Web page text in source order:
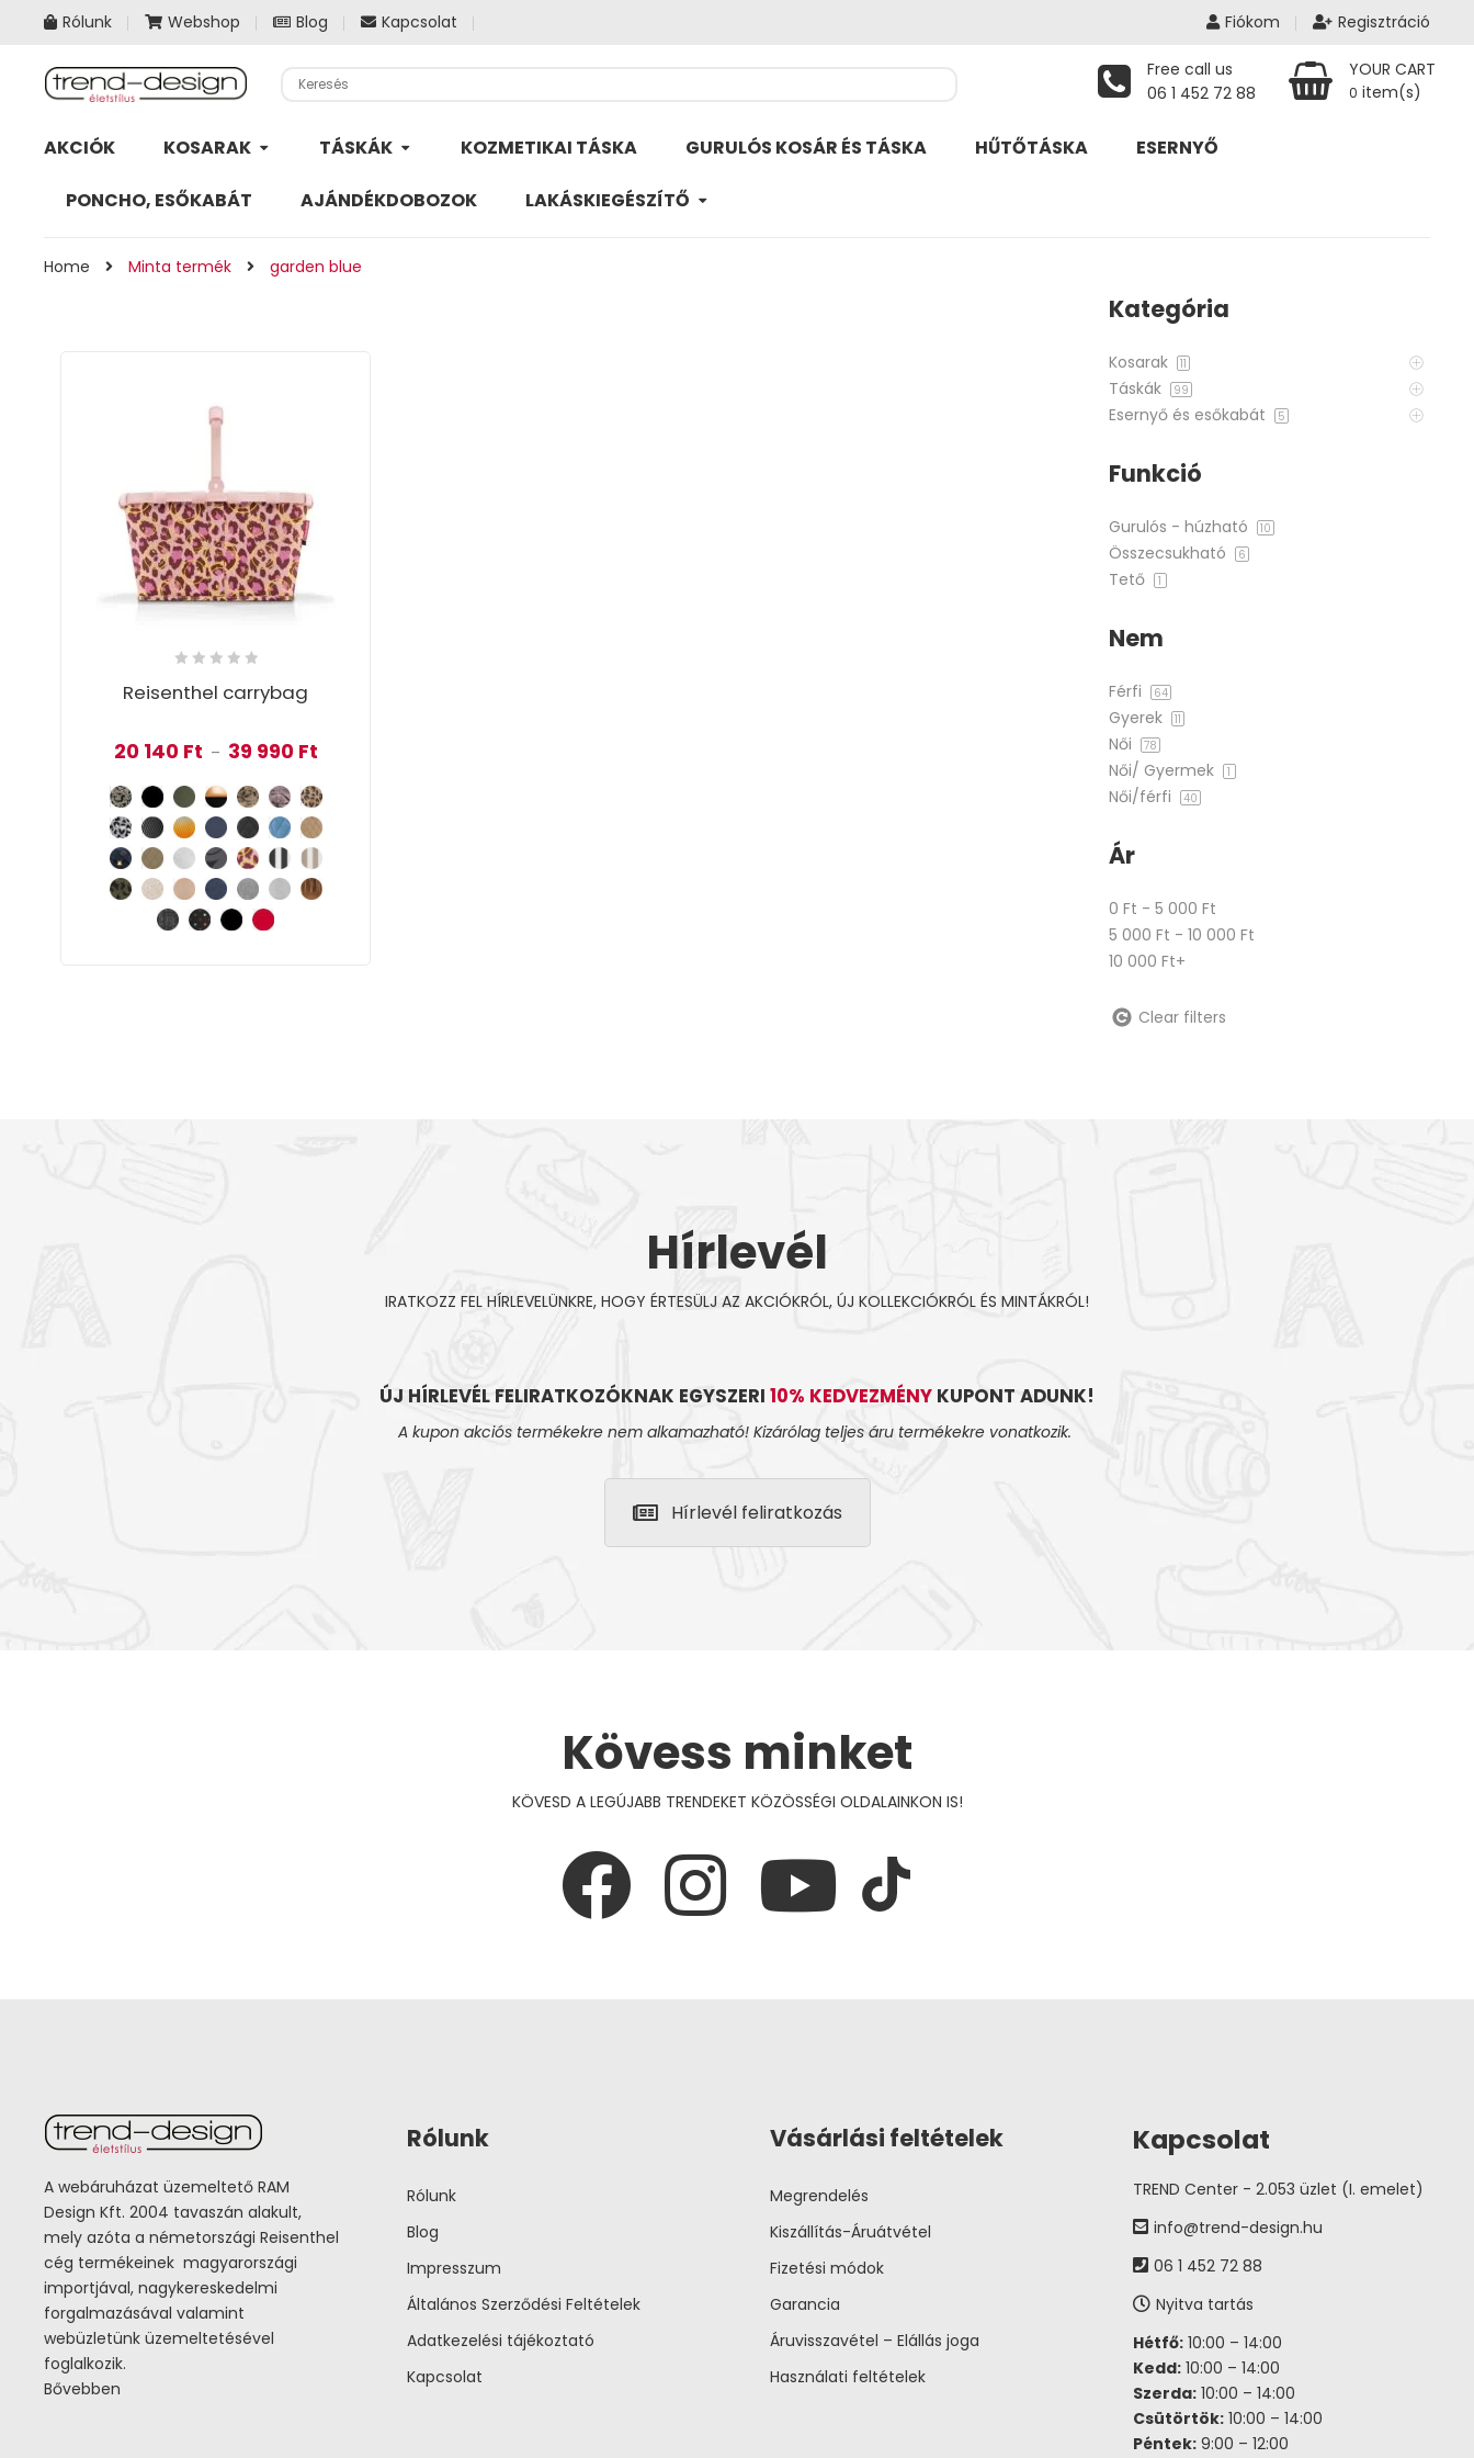
Rólunk Webshop Blog Kapcsolat Fiókom Regisztráció
Free call us
06 1 452 72 88
YOUR CART
0 item(s)
AKCIÓK KOSARAK TÁSKÁK KOZMETIKAI TÁSKA GURULÓS KOSÁR ÉS TÁSKA HŰTŐTÁSKA ESERNYŐ
PONCHO, ESŐKABÁT AJÁNDÉKDOBOZOK LAKÁSKIEGÉSZÍTŐ
Home Minta termék garden blue
Reisenthel carrybag
20 140 Ft – 39 990 FtÁrtartomány: 20 140 Ft - 39 990 Ft
Kategória
Kosarak 11
Táskák 99
Esernyő és esőkabát 5
Funkció
Gurulós - húzható 10
Összecsukható 6
Tető 1
Nem
Férfi 64
Gyerek 11
Női 78
Női/ Gyermek 1
Női/férfi 40
Ár
0 Ft - 5 000 Ft
5 000 Ft - 10 000 Ft
10 000 Ft+
Clear filters
Hírlevél
IRATKOZZ FEL HÍRLEVELÜNKRE, HOGY ÉRTESÜLJ AZ AKCIÓKRÓL, ÚJ KOLLEKCIÓKRÓL ÉS MINTÁKRÓL!
ÚJ HÍRLEVÉL FELIRATKOZÓKNAK EGYSZERI 10% KEDVEZMÉNY KUPONT ADUNK!
A kupon akciós termékekre nem alkamazható! Kizárólag teljes áru termékekre vonatkozik.
Hírlevél feliratkozás
Kövess minket
KÖVESD A LEGÚJABB TRENDEKET KÖZÖSSÉGI OLDALAINKON IS!
A webáruházat üzemeltető RAM
Design Kft. 2004 tavaszán alakult,
mely azóta a németországi Reisenthel
cég termékeinek magyarországi
importjával, nagykereskedelmi
forgalmazásával valamint
webüzletünk üzemeltetésével
foglalkozik.
Bővebben
Rólunk
Rólunk
Blog
Impresszum
Általános Szerződési Feltételek
Adatkezelési tájékoztató
Kapcsolat
Vásárlási feltételek
Megrendelés
Kiszállítás-Áruátvétel
Fizetési módok
Garancia
Áruvisszavétel – Elállás joga
Használati feltételek
Kapcsolat
TREND Center - 2.053 üzlet (I. emelet)
info@trend-design.hu
06 1 452 72 88
Nyitva tartás
Hétfő: 10:00 – 14:00
Kedd: 10:00 – 14:00
Szerda: 10:00 – 14:00
Csütörtök: 10:00 – 14:00
Péntek: 9:00 – 12:00